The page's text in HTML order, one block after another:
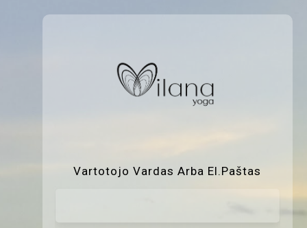
Vartotojo Vardas Arba El.paštas